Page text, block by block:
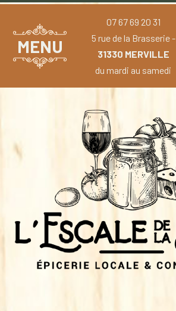
MENU
07 67 69 20 31
5 rue de la Brasserie -
31330 MERVILLE
du mardi au samedi